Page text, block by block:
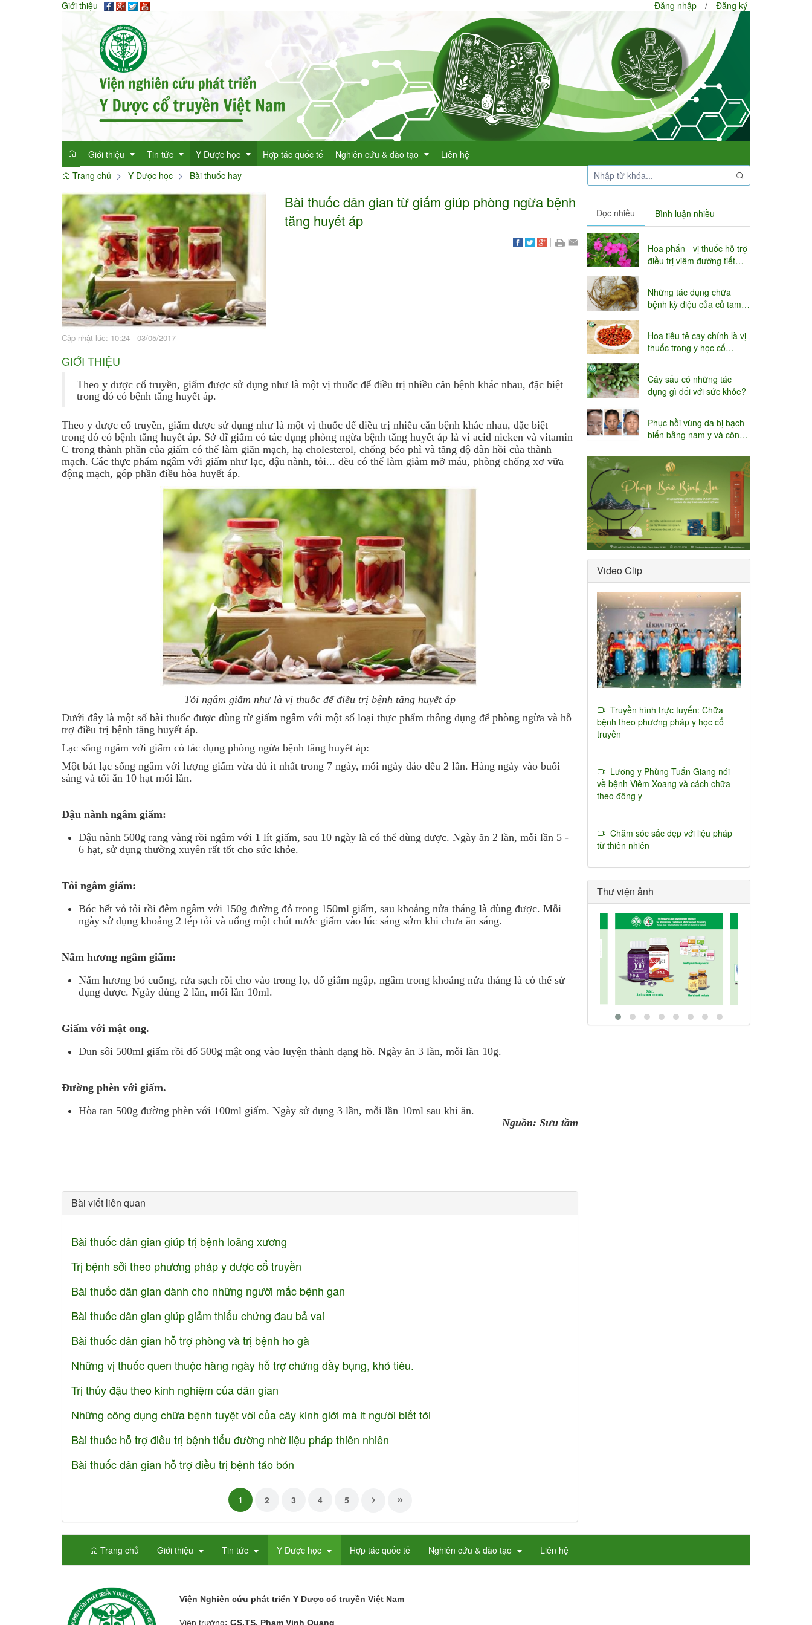
Giới thiệu Đăng nhập / Đăng ký
Giới thiệu
Giới thiệu
Mục đích
Chức năng nhiệm vụ
Tin tức
Tin tức tổng hợp
Tin tức trong ngành
Y Dược học
Thông tin y học
Cây thuốc quý
Làm đẹp với thảo dược
Bài thuốc hay
Sức khỏe ngàn vàng
Hợp tác quốc tế Nghiên cứu & đào tạo
Dự án KHCN
Liên hệ
Trang chủ
Y Dược học Bài thuốc hay
Cập nhật lúc: 10:24 - 03/05/2017
Bài thuốc dân gian từ giấm giúp phòng ngừa bệnh
tăng huyết áp
|
GIỚI THIỆU
Theo y dược cổ truyền, giấm được sử dụng như là một vị thuốc để điều trị nhiều căn bệnh khác nhau, đặc biệt
trong đó có bệnh tăng huyết áp.
Theo y dược cổ truyền, giấm được sử dụng như là một vị thuốc để điều trị nhiều căn bệnh khác nhau, đặc biệt
trong đó có bệnh tăng huyết áp. Sở dĩ giấm có tác dụng phòng ngừa bệnh tăng huyết áp là vì acid nicken và vitamin
C trong thành phần của giấm có thể làm giãn mạch, hạ cholesterol, chống béo phì và tăng độ đàn hồi của thành
mạch. Các thực phẩm ngâm với giấm như lạc, đậu nành, tỏi... đều có thể làm giảm mỡ máu, phòng chống xơ vữa
động mạch, góp phần điều hòa huyết áp.
Tỏi ngâm giấm như là vị thuốc để điều trị bệnh tăng huyết áp
Dưới đây là một số bài thuốc được dùng từ giấm ngâm với một số loại thực phẩm thông dụng để phòng ngừa và hỗ
trợ điều trị bệnh tăng huyết áp.
Lạc sống ngâm với giấm có tác dụng phòng ngừa bệnh tăng huyết áp:
Một bát lạc sống ngâm với lượng giấm vừa đủ ít nhất trong 7 ngày, mỗi ngày đảo đều 2 lần. Hàng ngày vào buổi
sáng và tối ăn 10 hạt mỗi lần.
Đậu nành ngâm giấm:
Đậu nành 500g rang vàng rồi ngâm với 1 lít giấm, sau 10 ngày là có thể dùng được. Ngày ăn 2 lần, mỗi lần 5 -
6 hạt, sử dụng thường xuyên rất tốt cho sức khỏe.
Tỏi ngâm giấm:
Bóc hết vỏ tỏi rồi đêm ngâm với 150g đường đỏ trong 150ml giấm, sau khoảng nửa tháng là dùng được. Mỗi
ngày sử dụng khoảng 2 tép tỏi và uống một chút nước giấm vào lúc sáng sớm khi chưa ăn sáng.
Nấm hương ngâm giấm:
Nấm hương bỏ cuống, rửa sạch rồi cho vào trong lọ, đổ giấm ngập, ngâm trong khoảng nửa tháng là có thể sử
dụng được. Ngày dùng 2 lần, mỗi lần 10ml.
Giấm với mật ong.
Đun sôi 500ml giấm rồi đổ 500g mật ong vào luyện thành dạng hồ. Ngày ăn 3 lần, mỗi lần 10g.
Đường phèn với giấm.
Hòa tan 500g đường phèn với 100ml giấm. Ngày sử dụng 3 lần, mỗi lần 10ml sau khi ăn.
Nguồn: Sưu tầm
Bài viết liên quan
Bài thuốc dân gian giúp trị bệnh loãng xương
Trị bệnh sởi theo phương pháp y dược cổ truyền
Bài thuốc dân gian dành cho những người mắc bệnh gan
Bài thuốc dân gian giúp giảm thiểu chứng đau bả vai
Bài thuốc dân gian hỗ trợ phòng và trị bệnh ho gà
Những vị thuốc quen thuộc hàng ngày hỗ trợ chứng đầy bụng, khó tiêu.
Trị thủy đậu theo kinh nghiệm của dân gian
Những công dụng chữa bệnh tuyệt vời của cây kinh giới mà it người biết tới
Bài thuốc hỗ trợ điều trị bệnh tiểu đường nhờ liệu pháp thiên nhiên
Bài thuốc dân gian hỗ trợ điều trị bệnh táo bón
1 2 3 4 5
Đọc nhiều Bình luận nhiều
Hoa phấn - vị thuốc hỗ trợ
điều trị viêm đường tiết
Những tác dụng chữa
bệnh kỳ diệu của củ tam
Hoa tiêu tê cay chính là vị
thuốc trong y học cổ
Cây sấu có những tác
dụng gì đối với sức khỏe?
Phục hồi vùng da bị bạch
biến bằng nam y và công
Video Clip
Truyền hình trực tuyến: Chữa
bệnh theo phương pháp y học cổ
truyền
Lương y Phùng Tuấn Giang nói
về bệnh Viêm Xoang và cách chữa
theo đông y
Chăm sóc sắc đẹp với liệu pháp
từ thiên nhiên
Thư viện ảnh
Trang chủ Giới thiệu Tin tức Y Dược học Hợp tác quốc tế Nghiên cứu & đào tạo Liên hệ
Viện Nghiên cứu phát triển Y Dược cổ truyền Việt Nam
Viện trưởng: GS.TS. Phạm Vinh Quang